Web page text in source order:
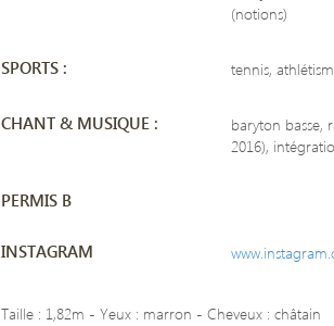
(notions)
SPORTS : tennis,
CHANT & MUSIQUE :
baryton basse,
2016),
PERMIS B
INSTAGRAM
Taille : 1,82m - Yeux : marron - Cheveux : châtain